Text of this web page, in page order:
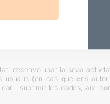
desenvolupar la seva
(en cas que ens
i suprimir les dades, així